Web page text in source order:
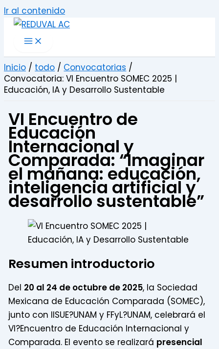
Ir al contenido
Inicio todo
Convocatorias
Convocatoria: VI Encuentro SOMEC 2025 |
Educación, IA y Desarrollo Sustentable
VI Encuentro de
Educación
Internacional y
Comparada: “Imaginar
el mañana: educación,
inteligencia artificial y
desarrollo sustentable”
Resumen introductorio
Del 20 al 24 de octubre de 2025, la Sociedad
Mexicana de Educación Comparada (SOMEC),
junto con IISUE?UNAM y FFyL?UNAM, celebrará el
VI?Encuentro de Educación Internacional y
Comparada. El evento se realizará presencial